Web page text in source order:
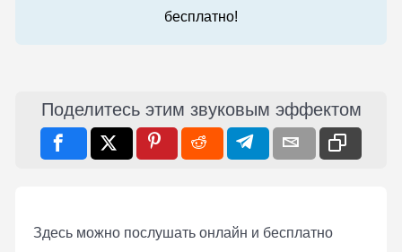
бесплатно!
Поделитесь этим звуковым эффектом
Здесь можно послушать онлaйн и бесплатно